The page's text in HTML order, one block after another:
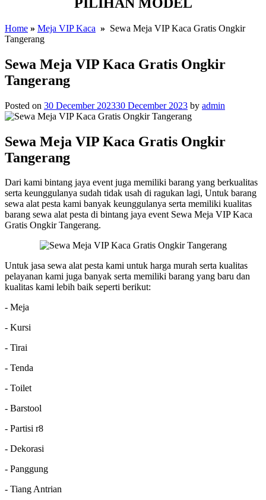
Home » Meja VIP Kaca » Sewa Meja VIP Kaca Gratis Ongkir
Tangerang
Sewa Meja VIP Kaca Gratis Ongkir
Tangerang
Posted on 30 December 202330 December 2023 by admin
Sewa Meja VIP Kaca Gratis Ongkir
Tangerang
Dari kami bintang jaya event juga memiliki barang yang berkualitas
serta keunggulanya sudah tidak usah di ragukan lagi, Untuk barang
sewa alat pesta kami banyak keunggulanya serta memiliki kualitas
barang sewa alat pesta di bintang jaya event Sewa Meja VIP Kaca
Gratis Ongkir Tangerang.
Untuk jasa sewa alat pesta kami untuk harga murah serta kualitas
pelayanan kami juga banyak serta memiliki barang yang baru dan
kualitas kami lebih baik seperti berikut:
- Meja
- Kursi
- Tirai
- Tenda
- Toilet
- Barstool
- Partisi r8
- Dekorasi
- Panggung
- Tiang Antrian